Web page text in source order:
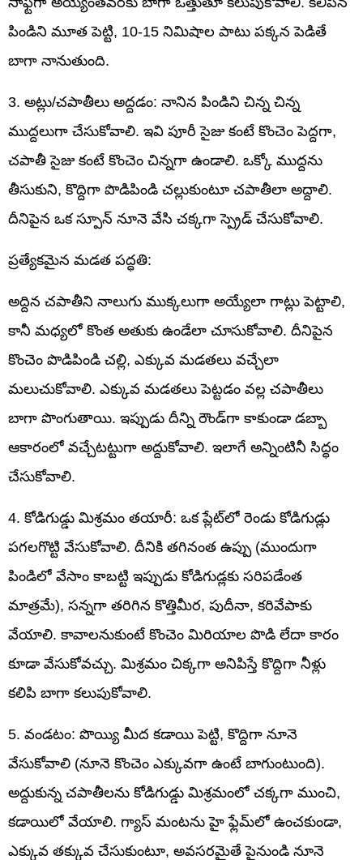
పిండిని మూత పెట్టి, 10-15 నిమిషాల పాటు పక్కన పెడితే
బాగా నానుతుంది.
3. అట్లు/చపాతీలు అద్దడం: నానిన పిండిని చిన్న చిన్న
ముద్దలుగా చేసుకోవాలి. ఇవి పూరీ సైజు కంటే కొంచెం పెద్దగా,
చపాతీ సైజు కంటే కొంచెం చిన్నగా ఉండాలి. ఒక్కో ముద్దను
తీసుకుని, కొద్దిగా పొడిపిండి చల్లుకుంటూ చపాతీలా అద్దాలి.
దీనిపైన ఒక స్పూన్ నూనె వేసి చక్కగా స్ప్రెడ్ చేసుకోవాలి.
ప్రత్యేకమైన మడత పద్ధతి:
అద్దిన చపాతీని నాలుగు ముక్కలుగా అయ్యేలా గాట్లు పెట్టాలి,
కానీ మధ్యలో కొంత అతుకు ఉండేలా చూసుకోవాలి. దీనిపైన
కొంచెం పొడిపిండి చల్లి, ఎక్కువ మడతలు వచ్చేలా
మలుచుకోవాలి. ఎక్కువ మడతలు పెట్టడం వల్ల చపాతీలు
బాగా పొంగుతాయి. ఇప్పుడు దీన్ని రౌండ్‌గా కాకుండా డబ్బా
ఆకారంలో వచ్చేటట్టుగా అద్దుకోవాలి. ఇలాగే అన్నింటినీ సిద్ధం
చేసుకోవాలి.
4. కోడిగుడ్డు మిశ్రమం తయారీ: ఒక ప్లేట్‌లో రెండు కోడిగుడ్లు
పగలగొట్టి వేసుకోవాలి. దీనికి తగినంత ఉప్పు (ముందుగా
పిండిలో వేసాం కాబట్టి ఇప్పుడు కోడిగుడ్లకు సరిపడేంత
మాత్రమే), సన్నగా తరిగిన కొత్తిమీర, పుదీనా, కరివేపాకు
వేయాలి. కావాలనుకుంటే కొంచెం మిరియాల పొడి లేదా కారం
కూడా వేసుకోవచ్చు. మిశ్రమం చిక్కగా అనిపిస్తే కొద్దిగా నీళ్లు
కలిపి బాగా కలుపుకోవాలి.
5. వండటం: పొయ్యి మీద కడాయి పెట్టి, కొద్దిగా నూనె
వేసుకోవాలి (నూనె కొంచెం ఎక్కువగా ఉంటే బాగుంటుంది).
అద్దుకున్న చపాతీలను కోడిగుడ్డు మిశ్రమంలో చక్కగా ముంచి,
కడాయిలో వేయాలి. గ్యాస్ మంటను హై ఫ్లేమ్‌లో ఉంచకుండా,
ఎక్కువ తక్కువ చేసుకుంటూ, అవసరమైతే పైనుండి నూనె